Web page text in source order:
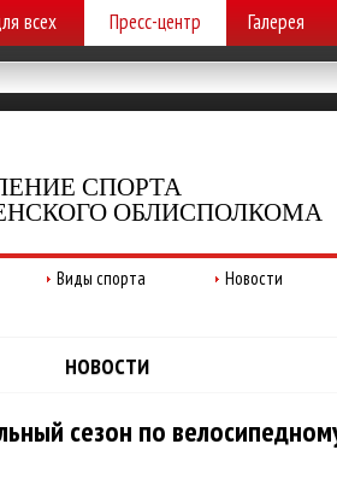
всех Пресс-центр Галерея
СПОРТА
ОБЛИСПОЛКОМА
Виды спорта Новости
НОВОСТИ
сезон по